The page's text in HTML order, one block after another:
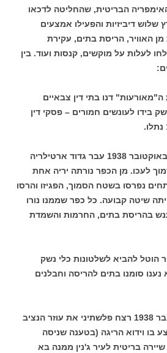
הבריטית, שהחליטה לדכאו
דיביזיות והפעילו אמצעים
האוויר, הריסת בתים, עקירת
לעלות על מוקשים, קנסות ועוד. בין
דנו בתי דין צבאיים
בידו לעונשים חמורים – פסקי דין
* ענישה סביבתית. ב-31 באוקטובר 1938 עבר גדוד ארטילריה
לעכו. מן הכפר נורתה יריה אחת
נפרסו בשטח הסמוך, הפגיזו והרסו
שיטה קבועה. כל כפר שממנו נורו
בהריסת בתים, החרמות והשמדת
להביא לשלטונות כלי נשק
סומנו בתים להריסה וחבלנים
* פעולות תגמול. בספטמבר 1938 רצח פלשתיני את עוזר הנציב
בו וידוא הריגה (בטענה שניסה
בריטית לעיר ג'נין ממנה בא